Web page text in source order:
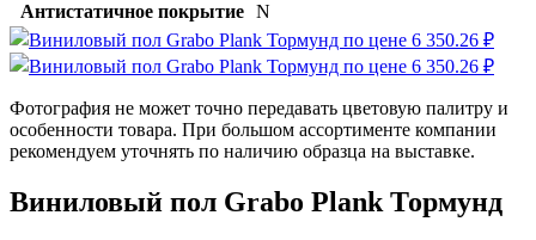
Антистатичное покрытие N
Фотография не может точно передавать цветовую палитру и
особенности товара. При большом ассортименте компании
рекомендуем уточнять по наличию образца на выставке.
Виниловый пол Grabo Plank Тормунд